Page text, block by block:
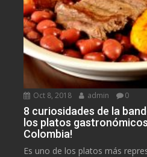
Oct 8, 2018 admin 0
8 curiosidades de la
los platos
Colombia!
Es uno de los platos más